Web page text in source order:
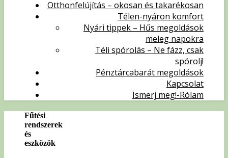
Otthonfelújítás – okosan és takarékosan
Télen-nyáron komfort
Nyári tippek – Hűs megoldások
meleg napokra
Téli spórolás – Ne fázz, csak
spórolj!
Pénztárcabarát megoldások
Kapcsolat
Ismerj meg!-Rólam
Fűtési
rendszerek
és
eszközök